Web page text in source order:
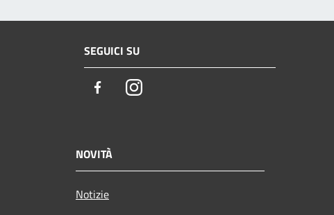
SEGUICI SU
FacebookInstagram
NOVITÀ
Notizie